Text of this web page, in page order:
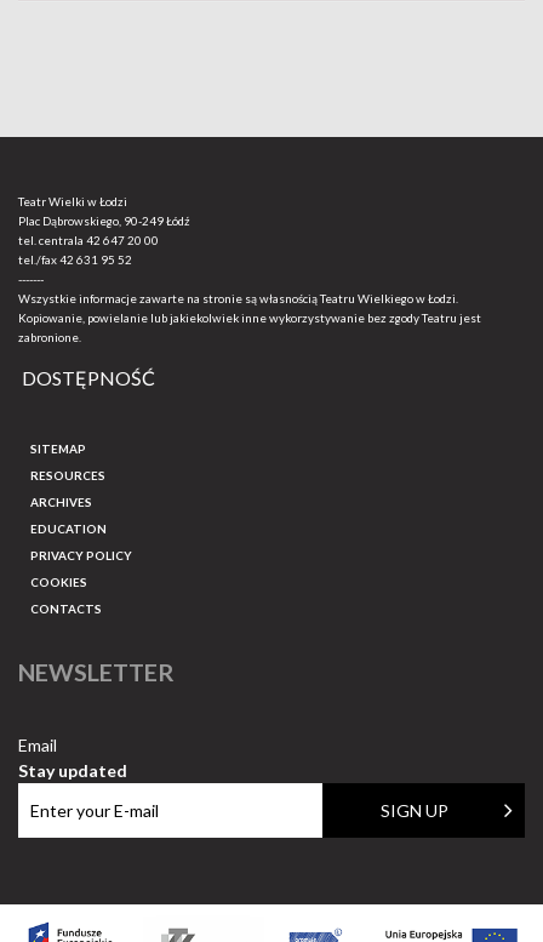
Teatr Wielki w Łodzi
Plac Dąbrowskiego, 90-249 Łódź
tel. centrala 42 647 20 00
tel./fax42 631 95 52
-------
Wszystkie informacje zawarte na stronie są własnością Teatru Wielkiego w Łodzi.
Kopiowanie, powielanie lub jakiekolwiek inne wykorzystywanie bez zgody Teatru jest
zabronione.
DOSTĘPNOŚĆ
SITEMAP
RESOURCES
ARCHIVES
EDUCATION
PRIVACY POLICY
COOKIES
CONTACTS
NEWSLETTER
Email
Stay updated